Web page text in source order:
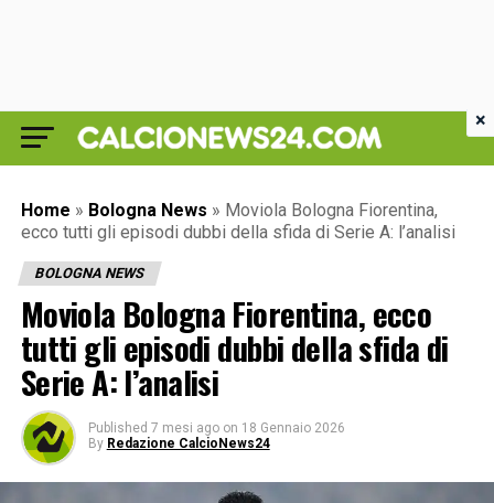
Home » Bologna News » Moviola Bologna Fiorentina,
ecco tutti gli episodi dubbi della sfida di Serie A: l’analisi
BOLOGNA NEWS
Moviola Bologna Fiorentina, ecco
tutti gli episodi dubbi della sfida di
Serie A: l’analisi
Published 7 mesi ago on 18 Gennaio 2026
By Redazione CalcioNews24
×